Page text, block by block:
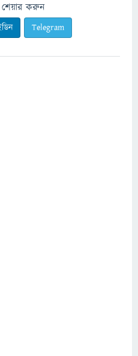
শেয়ার করুন
Telegram